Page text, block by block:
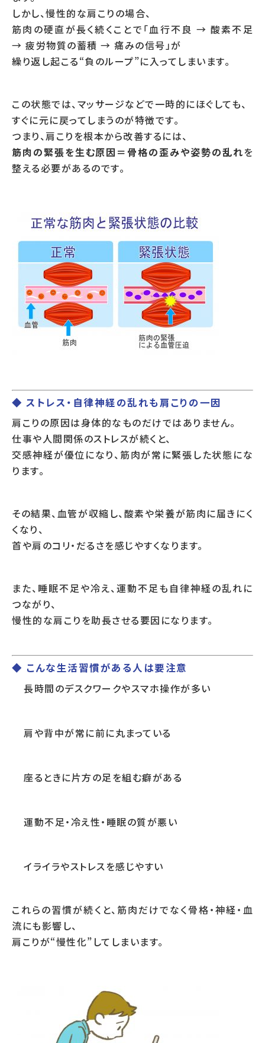
しかし、慢性的な肩こりの場合、
筋肉の硬直が長く続くことで「血行不良 → 酸素不足
→ 疲労物質の蓄積 → 痛みの信号」が
繰り返し起こる“負のループ”に入ってしまいます。
この状態では、マッサージなどで一時的にほぐしても、
すぐに元に戻ってしまうのが特徴です。
つまり、肩こりを根本から改善するには、
筋肉の緊張を生む原因＝骨格の歪みや姿勢の乱れを
整える必要があるのです。
◆ ストレス・自律神経の乱れも肩こりの一因
肩こりの原因は身体的なものだけではありません。
仕事や人間関係のストレスが続くと、
交感神経が優位になり、筋肉が常に緊張した状態にな
ります。
その結果、血管が収縮し、酸素や栄養が筋肉に届きにく
くなり、
首や肩のコリ・だるさを感じやすくなります。
また、睡眠不足や冷え、運動不足も自律神経の乱れに
つながり、
慢性的な肩こりを助長させる要因になります。
◆ こんな生活習慣がある人は要注意
長時間のデスクワークやスマホ操作が多い
肩や背中が常に前に丸まっている
座るときに片方の足を組む癖がある
運動不足・冷え性・睡眠の質が悪い
イライラやストレスを感じやすい
これらの習慣が続くと、筋肉だけでなく骨格・神経・血
流にも影響し、
肩こりが“慢性化”してしまいます。